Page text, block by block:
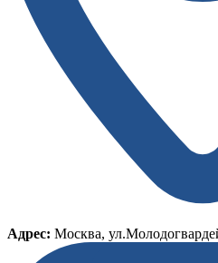
Адрес: Москва,